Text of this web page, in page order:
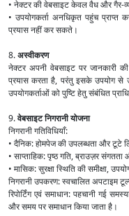
• नेक्टर की वेबसाइट केवल वैध और गैर-
• उपयोगकर्ता अनधिकृत पहुंच प्राप्त
प्रयास नहीं कर सकते।
8.अस्वीकरण
नेक्टर अपनी वेबसाइट पर जानकारी
प्रयास करता है, परंतु इसके उपयोग से
उपयोगकर्ताओं को पुष्टि हेतु संबंधित
9.वेबसाइट निगरानी योजना
निगरानी गतिविधियाँ:
• दैनिक: होमपेज की उपलब्धता और टूटे
• साप्ताहिक: पृष्ठ गति, ब्राउज़र संगतता
• मासिक: सुरक्षा स्थिति की समीक्षा,
निगरानी उपकरण: स्वचालित अपटाइम
रिपोर्टिंग एवं समाधान: पहचानी गई
और समय पर समाधान किया जाता है।